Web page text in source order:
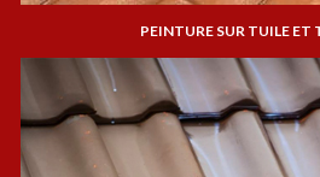
PEINTURE SUR TUILE ET